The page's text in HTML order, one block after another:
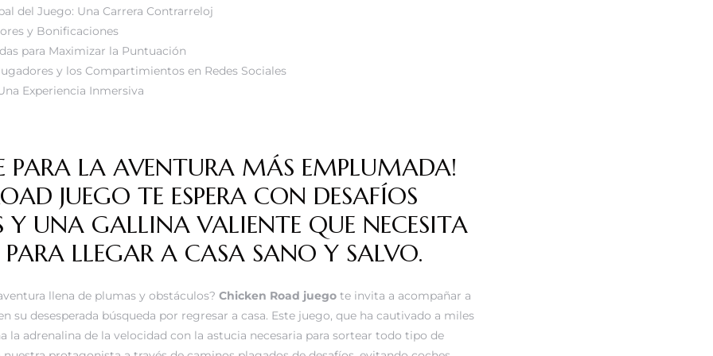
del Juego: Una Carrera Contrarreloj
y Bonificaciones
para Maximizar la Puntuación
y los Compartimientos en Redes Sociales
Experiencia Inmersiva
PARA LA AVENTURA MÁS EMPLUMADA!
JUEGO TE ESPERA CON DESAFÍOS
UNA GALLINA VALIENTE QUE NECESITA
LLEGAR A CASA SANO Y SALVO.
llena de plumas y obstáculos? Chicken Road juego te invita a acompañar a
su desesperada búsqueda por regresar a casa. Este juego, que ha cautivado a miles
la adrenalina de la velocidad con la astucia necesaria para sortear todo tipo de